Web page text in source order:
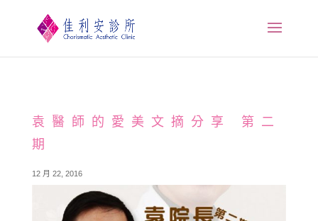
袁醫師的愛美文摘分享 第二
期
12 月 22, 2016